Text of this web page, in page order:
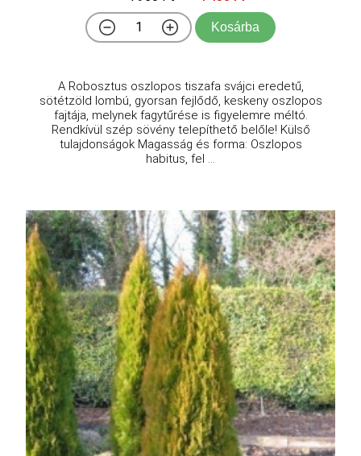
Kosárba
A Robosztus oszlopos tiszafa svájci eredetű,
sötétzöld lombú, gyorsan fejlődő, keskeny oszlopos
fajtája, melynek fagytűrése is figyelemre méltó.
Rendkívül szép sövény telepíthető belőle! Külső
tulajdonságok Magasság és forma: Oszlopos
habitus, fel ...